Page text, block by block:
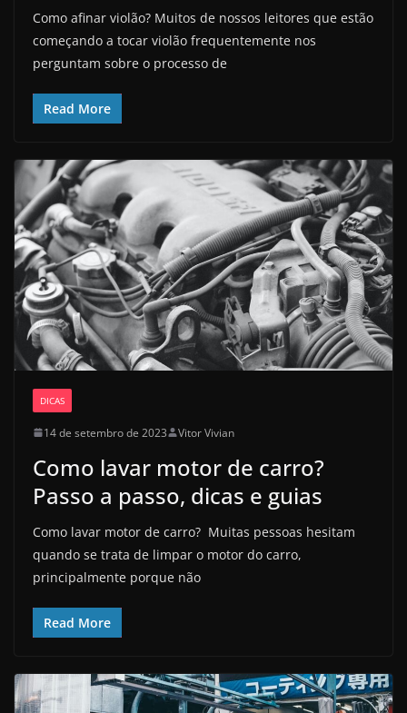
Como afinar violão? Muitos de nossos leitores que estão
começando a tocar violão frequentemente nos
perguntam sobre o processo de
Read More
DICAS
14 de setembro de 2023 Vitor Vivian
Como lavar motor de carro?
Passo a passo, dicas e guias
Como lavar motor de carro? Muitas pessoas hesitam
quando se trata de limpar o motor do carro,
principalmente porque não
Read More